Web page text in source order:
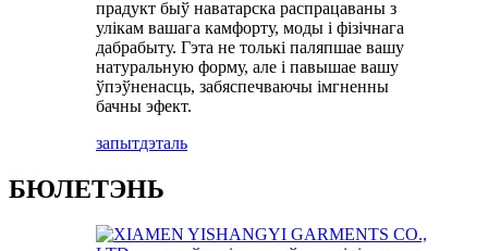
прадукт быў наватарска распрацаваны з
улікам вашага камфорту, моды і фізічнага
дабрабыту. Гэта не толькі паляпшае вашу
натуральную форму, але і павышае вашу
ўпэўненасць, забяспечваючы імгненны
бачны эфект.
запытдэталь
БЮЛЕТЭНЬ